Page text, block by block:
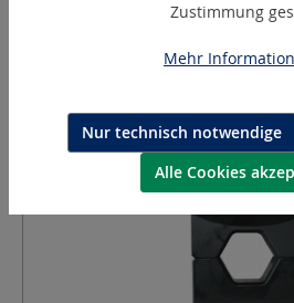
Zustimmung
Mehr
Nur technisch notwendige
Alle Cookies